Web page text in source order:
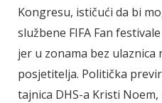
Kongresu, ističući da bi
službene FIFA Fan
jer u zonama bez
posjetitelja. Politička
tajnica DHS-a Kristi